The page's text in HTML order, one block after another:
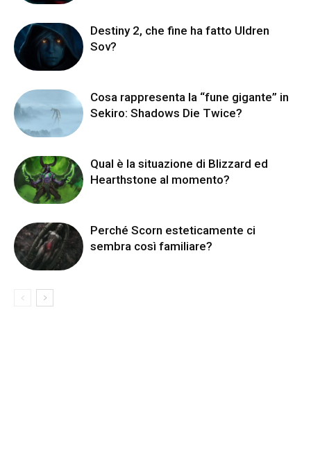
Destiny 2, che fine ha fatto Uldren
Sov?
Cosa rappresenta la “fune gigante” in
Sekiro: Shadows Die Twice?
Qual è la situazione di Blizzard ed
Hearthstone al momento?
Perché Scorn esteticamente ci
sembra così familiare?